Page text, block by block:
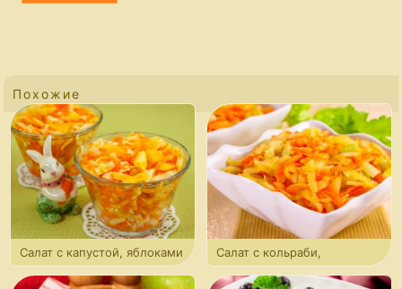
Похожие
Салат с капустой, яблоками
и апельсинами
Салат с кольраби,
сельдереем, яблоком